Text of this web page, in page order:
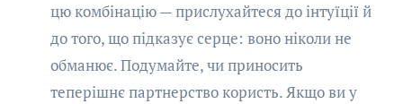
цю комбінацію — прислухайтеся до інтуїції й
до того, що підказує серце: воно ніколи не
обманює. Подумайте, чи приносить
теперішнє партнерство користь. Якщо ви у